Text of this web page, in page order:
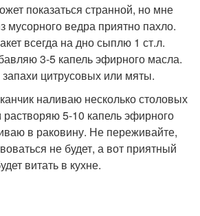
показаться странной, но мне
мусорного ведра приятно пахло.
всегда на дно сыплю 1 ст.л.
3-5 капель эфирного масла.
цитрусовых или мяты.
наливаю несколько столовых
5-10 капель эфирного
в раковину. Не переживайте,
не будет, а вот приятный
витать в кухне.